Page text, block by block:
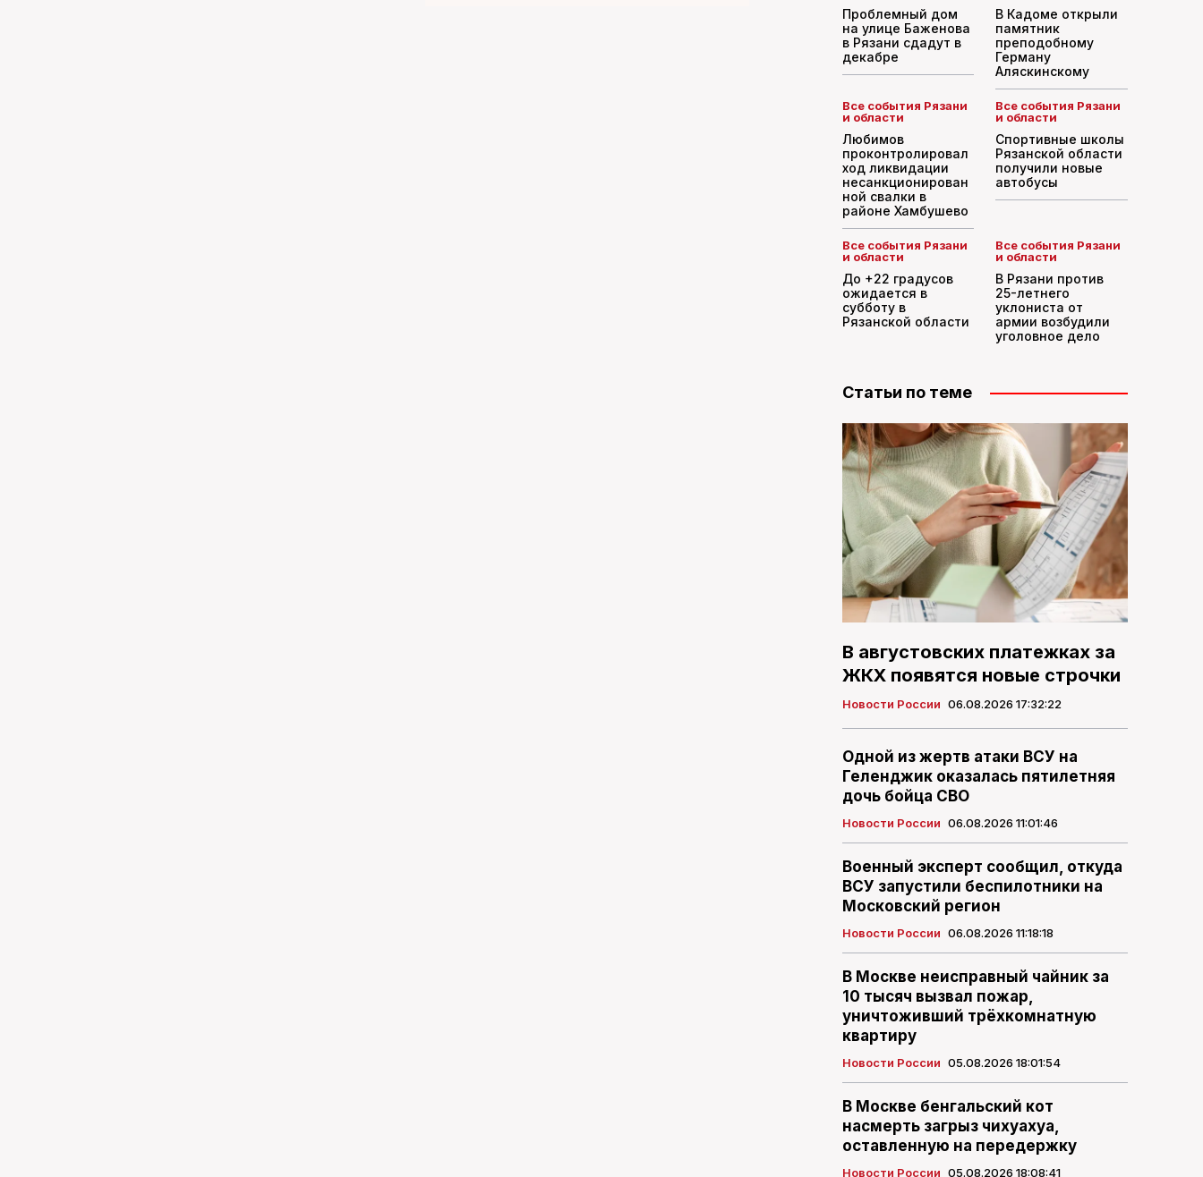
Проблемный дом
на улице Баженова
в Рязани сдадут в
декабре
В Кадоме открыли
памятник
преподобному
Герману
Аляскинскому
Все события Рязани
и области
Любимов
проконтролировал
ход ликвидации
несанкционирован
ной свалки в
районе Хамбушево
Все события Рязани
и области
Спортивные школы
Рязанской области
получили новые
автобусы
Все события Рязани
и области
До +22 градусов
ожидается в
субботу в
Рязанской области
Все события Рязани
и области
В Рязани против
25-летнего
уклониста от
армии возбудили
уголовное дело
Статьи по теме
В августовских платежках за
ЖКХ появятся новые строчки
Новости России 06.08.2026 17:32:22
Одной из жертв атаки ВСУ на
Геленджик оказалась пятилетняя
дочь бойца СВО
Новости России 06.08.2026 11:01:46
Военный эксперт сообщил, откуда
ВСУ запустили беспилотники на
Московский регион
Новости России 06.08.2026 11:18:18
В Москве неисправный чайник за
10 тысяч вызвал пожар,
уничтоживший трёхкомнатную
квартиру
Новости России 05.08.2026 18:01:54
В Москве бенгальский кот
насмерть загрыз чихуахуа,
оставленную на передержку
Новости России 05.08.2026 18:08:41